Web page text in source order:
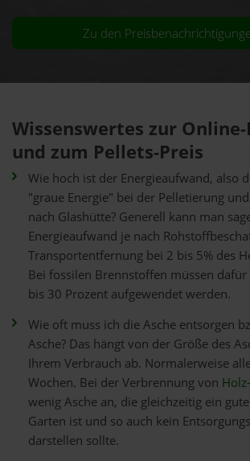
Zu den
Wissenswertes zur
und zum Pellets-Preis
Wie hoch ist der Energieaufwand, also
"graue Energie" bei der Pelletierung
nach Glashütte? Generell kann man
Energieaufwand je nach
Transportentfernung bei 2 bis 5% des
Bei fossilen Brennstoffen müssen
bis 30 Prozent aufgewendet werden.
Wie oft muss ich die Asche entsorgen
Asche? Das hängt von der Größe des
Ihrem Verbrauch ab. Normalerweise
Wochen. Bei der Verbrennung von
wenig Asche an, die gleichzeitig ein
Garten ist und so auch kein
darstellen sollte.